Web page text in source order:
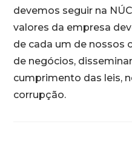
devemos seguir na
valores da empresa
de cada um de nossos
de negócios,
cumprimento das leis,
corrupção.